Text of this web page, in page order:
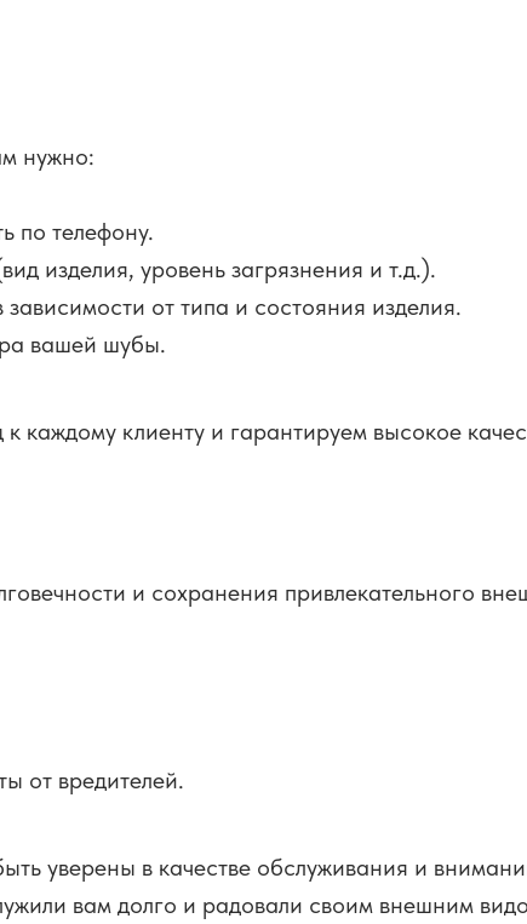
нужно:
по телефону.
изделия, уровень загрязнения и т.д.).
от типа и состояния изделия.
вашей шубы.
клиенту и гарантируем высокое
и сохранения привлекательного
от вредителей.
уверены в качестве обслуживания и
вам долго и радовали своим внешним